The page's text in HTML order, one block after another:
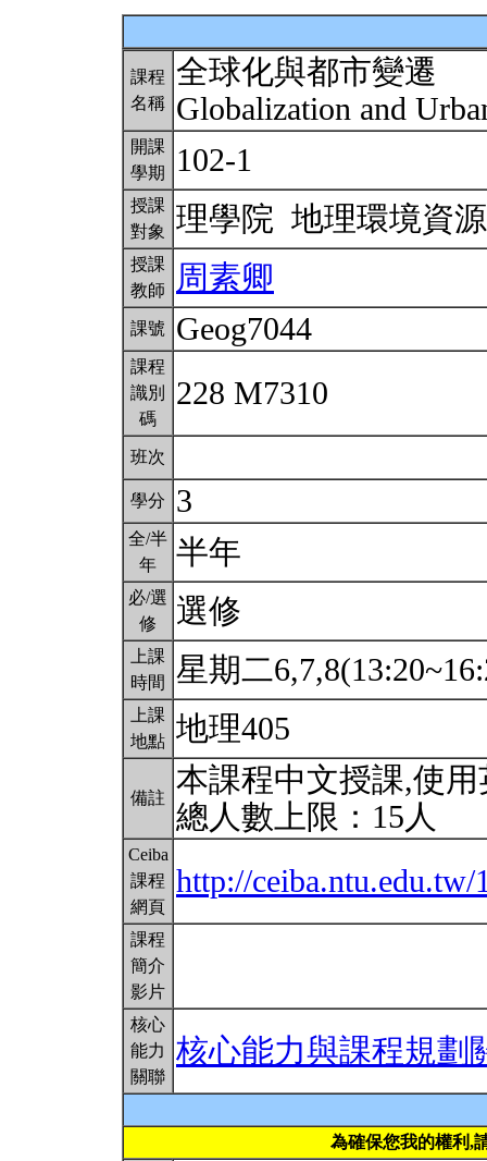
課程
名稱
全球化與都市變遷
Globalization and
開課
學期
102-1
授課
對象
理學院 地理環境資
授課
教師
周素卿
課號 Geog7044
課程
識別
碼
228 M7310
班次
學分 3
全/半
年
半年
必/選
修
選修
上課
時間
星期二
上課
地點 地理405
備註
本課程中文授課,使
總人數上限：15人
Ceiba
課程
網頁
http://ceiba.ntu.edu.tw/
課程
簡介
影片
核心
能力
關聯
核心能力與課程規劃
為確保您我的權利,